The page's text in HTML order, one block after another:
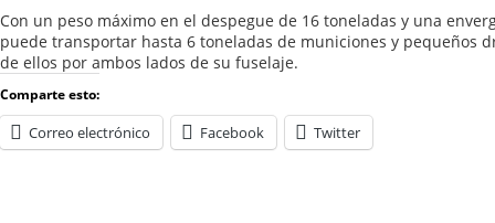
Con un peso máximo en el despegue de 16 toneladas y una
puede transportar hasta 6 toneladas de municiones y pequeños
de ellos por ambos lados de su fuselaje.
Comparte esto:
Correo electrónico Facebook Twitter